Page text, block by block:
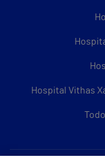
Hospital Vithas